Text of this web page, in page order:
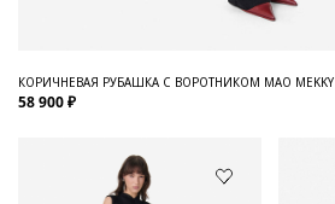
КОРИЧНЕВАЯ РУБАШКА С ВОРОТНИКОМ МАО MEKKY
58 900 ₽